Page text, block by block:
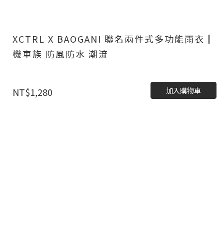
XCTRL X BAOGANI 聯名兩件式多功能雨衣┃
機車族 防風防水 潮流
NT$1,280 加入購物車